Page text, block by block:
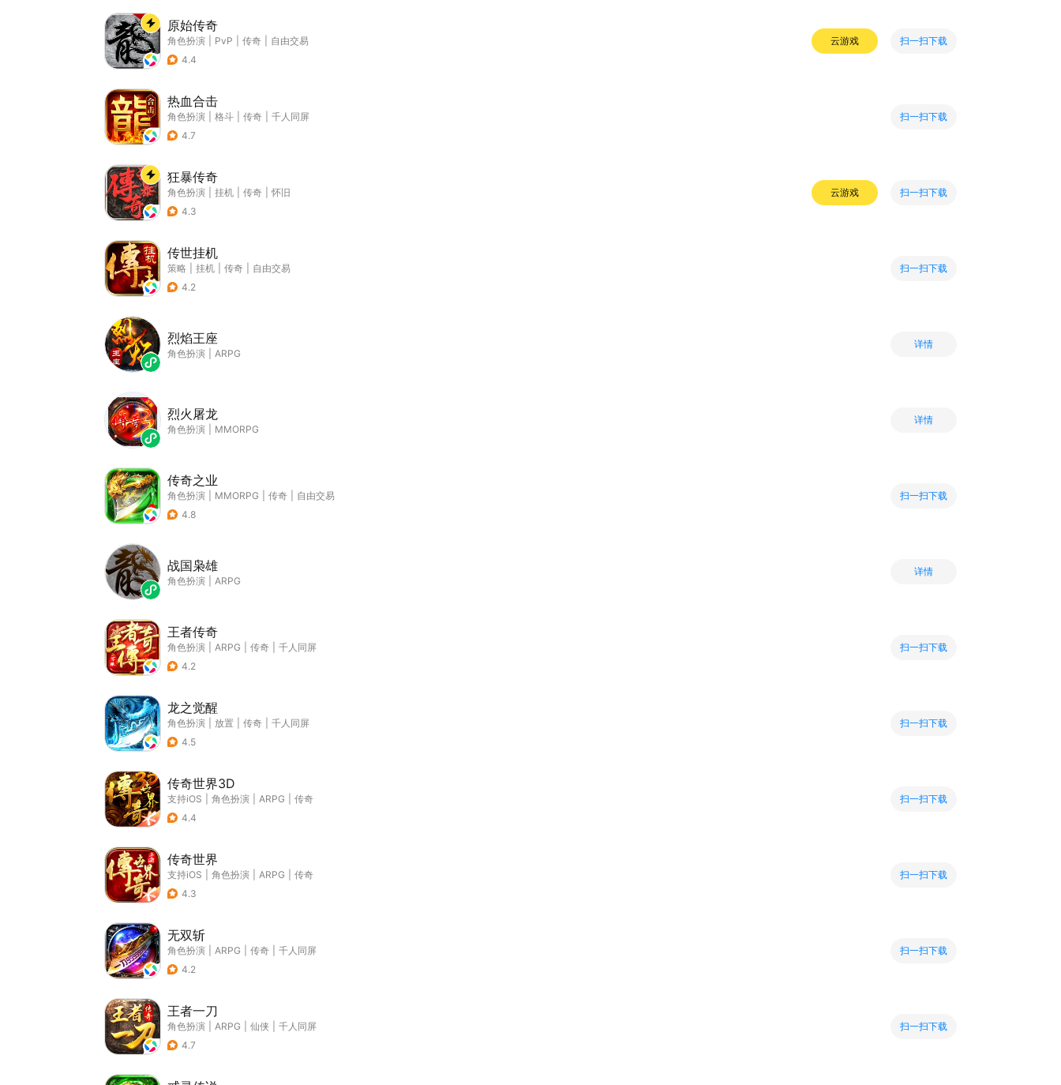
原始传奇
角色扮演 PvP 传奇
自由交易
4.4
云游戏 扫一扫下载
热血合击
角色扮演 格斗 传奇
千人同屏
4.7
扫一扫下载
狂暴传奇
角色扮演 挂机 传奇
怀旧
4.3
云游戏 扫一扫下载
传世挂机
策略 挂机 传奇
自由交易
4.2
扫一扫下载
烈焰王座
角色扮演 ARPG
详情
烈火屠龙
角色扮演 MMORPG
详情
传奇之业
角色扮演 MMORPG 传奇
自由交易
4.8
扫一扫下载
战国枭雄
角色扮演 ARPG
详情
王者传奇
角色扮演 ARPG 传奇
千人同屏
4.2
扫一扫下载
龙之觉醒
角色扮演 放置 传奇
千人同屏
4.5
扫一扫下载
传奇世界3D
支持iOS 角色扮演 ARPG
传奇
4.4
扫一扫下载
传奇世界
支持iOS 角色扮演 ARPG
传奇
4.3
扫一扫下载
无双斩
角色扮演 ARPG 传奇
千人同屏
4.2
扫一扫下载
王者一刀
角色扮演 ARPG 仙侠
千人同屏
4.7
扫一扫下载